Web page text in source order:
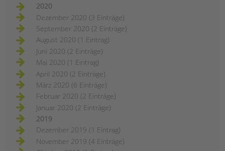
2020
Dezember 2020 (3 Einträge)
September 2020 (2 Einträge)
August 2020 (1 Eintrag)
Juni 2020 (2 Einträge)
Mai 2020 (1 Eintrag)
April 2020 (2 Einträge)
März 2020 (6 Einträge)
Februar 2020 (2 Einträge)
Januar 2020 (2 Einträge)
2019
Dezember 2019 (1 Eintrag)
November 2019 (4 Einträge)